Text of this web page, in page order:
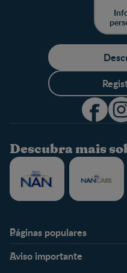
Descubra mais
Páginas populares
Sobre Nós
Aviso importante